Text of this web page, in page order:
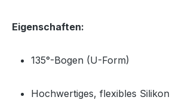
Eigenschaften:
135°-Bogen (U-Form)
Hochwertiges, flexibles Silikon